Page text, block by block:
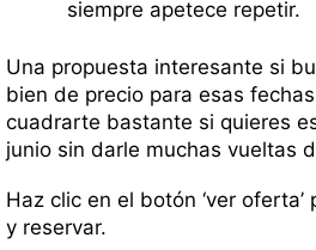
siempre apetece repetir.
Una propuesta interesante si
bien de precio para esas
cuadrarte bastante si quieres
junio sin darle muchas vueltas
Haz clic en el botón ‘ver
y reservar.